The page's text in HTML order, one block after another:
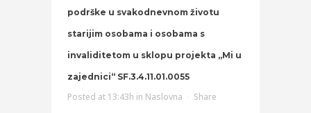
podrške u svakodnevnom životu
starijim osobama i osobama s
invaliditetom u sklopu projekta „Mi u
zajednici“ SF.3.4.11.01.0055
Posted at 13:43h in Naslovna Share